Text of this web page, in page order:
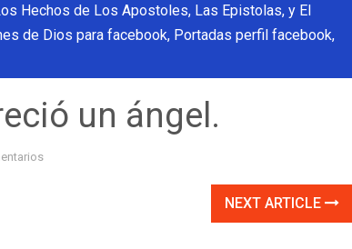
Hechos de Los Apostoles, Las Epistolas, y El
de Dios para facebook, Portadas perfil facebook,
un ángel.
NEXT ARTICLE